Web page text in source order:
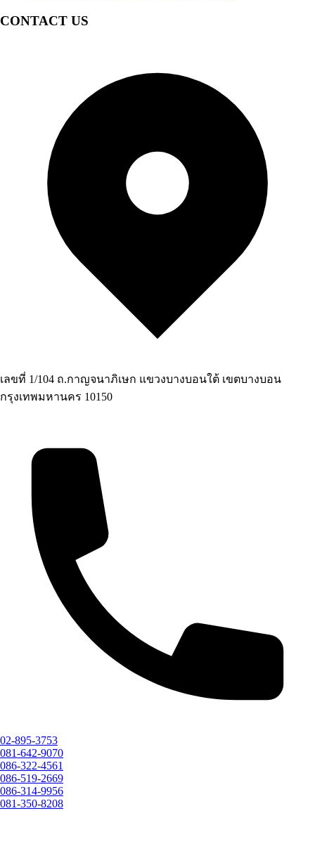
CONTACT US
เลขที่ 1/104 ถ.กาญจนาภิเษก แขวงบางบอนใต้ เขตบางบอน
กรุงเทพมหานคร 10150
02-895-3753
081-642-9070
086-322-4561
086-519-2669
086-314-9956
081-350-8208